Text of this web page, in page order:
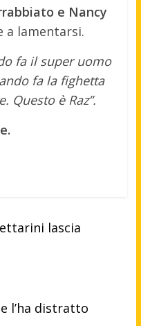
e Nancy
a lamentarsi.
fa il super uomo
fa la fighetta
Questo è Raz”.
lascia
l’ha distratto